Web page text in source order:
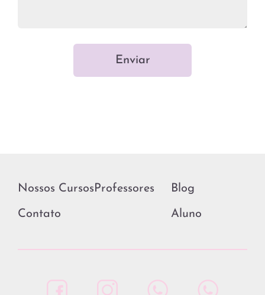
Nossos Cursos Professores Blog
Contato Aluno